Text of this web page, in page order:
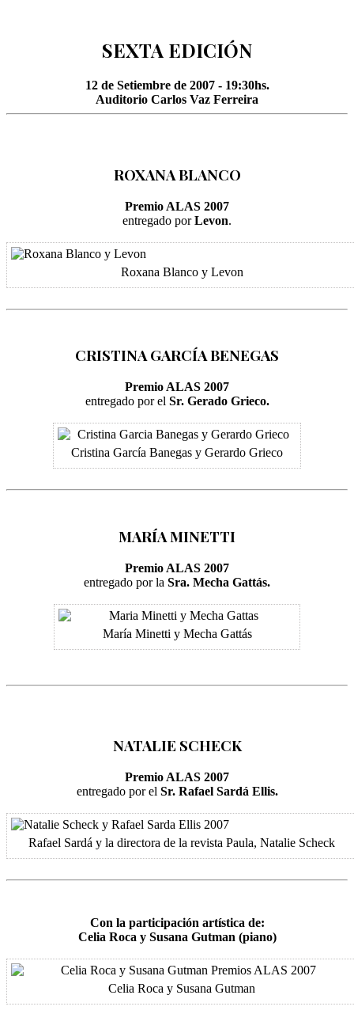
SEXTA EDICIÓN
12 de Setiembre de 2007 - 19:30hs.
Auditorio Carlos Vaz Ferreira
ROXANA BLANCO
Premio ALAS 2007
entregado porLevon.
Roxana Blanco y Levon
CRISTINA GARCÍA BENEGAS
Premio ALAS 2007
entregado por el Sr. Gerado Grieco.
Cristina García Banegas y Gerardo Grieco
MARÍA MINETTI
Premio ALAS 2007
entregado por la Sra. Mecha Gattás.
María Minetti y Mecha Gattás
NATALIE SCHECK
Premio ALAS 2007
entregado por el Sr. Rafael Sardá Ellis.
Rafael Sardá y la directora de la revista Paula, Natalie Scheck
Con la participación artística de:
Celia Roca y Susana Gutman (piano)
Celia Roca y Susana Gutman